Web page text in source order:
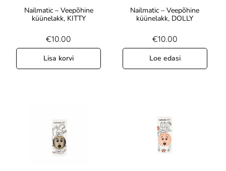
Nailmatic – Veepõhine
küünelakk, KITTY
€10.00
Lisa korvi
Nailmatic – Veepõhine
küünelakk, DOLLY
€10.00
Loe edasi